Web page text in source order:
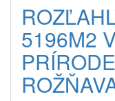
5196M2